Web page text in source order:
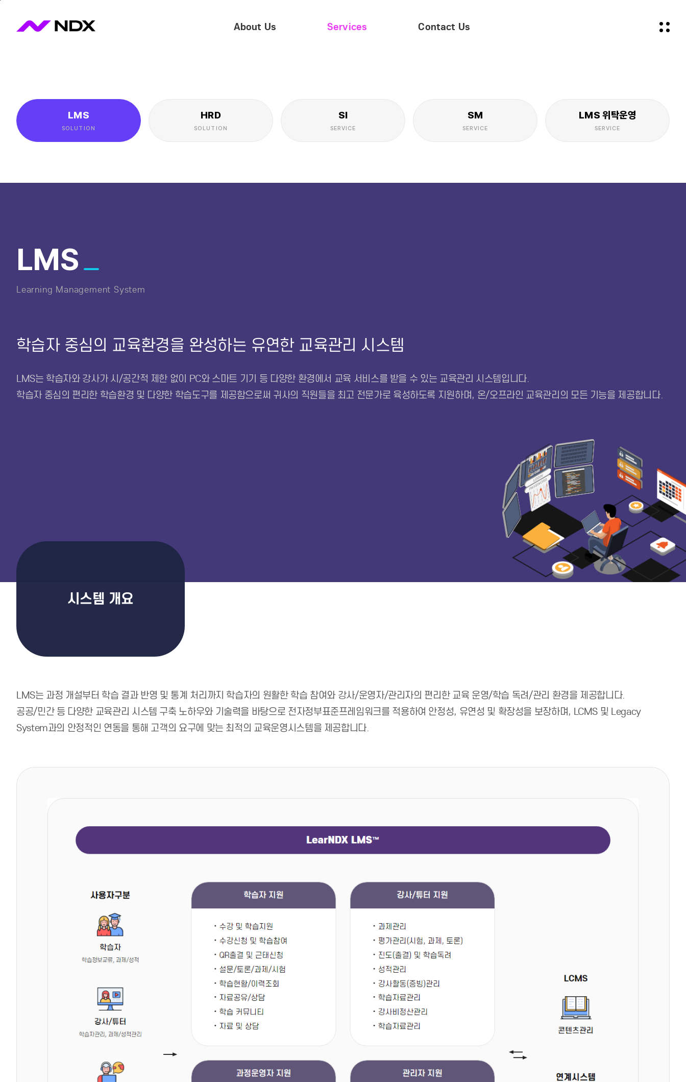
본
메
하
About Us Services Contact Us
LMS
SOLUTION
HRD
SOLUTION
SI
SERVICE
SM
SERVICE
LMS 위탁운영
SERVICE
LMS
Learning Management System
학습자 중심의 교육환경을 완성하는 유연한 교육관리 시스템
LMS는 학습자와 강사가 시/공간적 제한 없이 PC와 스마트 기기 등 다양한 환경에서 교육 서비스를 받을 수 있는 교육관리 시스템입니다.
학습자 중심의 편리한 학습환경 및 다양한 학습도구를 제공함으로써 귀사의 직원들을 최고 전문가로 육성하도록 지원하며, 온/오프라인 교육관리의 모든 기능을 제공합니다.
시스템 개요
LMS는 과정 개설부터 학습 결과 반영 및 통계 처리까지 학습자의 원활한 학습 참여와 강사/운영자/관리자의 편리한 교육 운영/학습 독려/관리 환경을 제공합니다.
공공/민간 등 다양한 교육관리 시스템 구축 노하우와 기술력을 바탕으로 전자정부표준프레임워크를 적용하여 안정성, 유연성 및 확장성을 보장하며, LCMS 및 Legacy
System과의 안정적인 연동을 통해 고객의 요구에 맞는 최적의 교육운영시스템을 제공합니다.